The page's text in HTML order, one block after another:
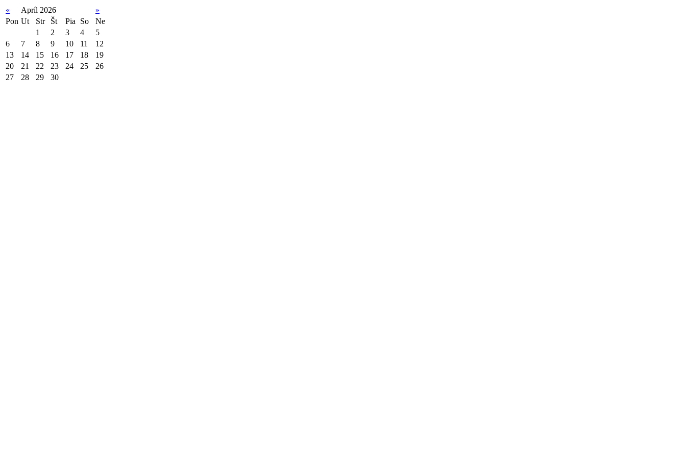
« Apríl 2026
»
Pon Ut Str Št Pia So
Ne
1
2 3 4
5
6
7 8 9 10 11
12
13
14 15 16 17 18
19
20
21 22 23 24 25
26
27
28 29 30